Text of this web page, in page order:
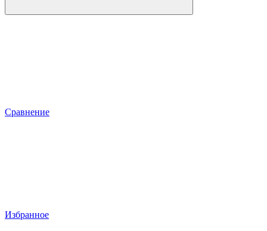
Сравнение
Избранное